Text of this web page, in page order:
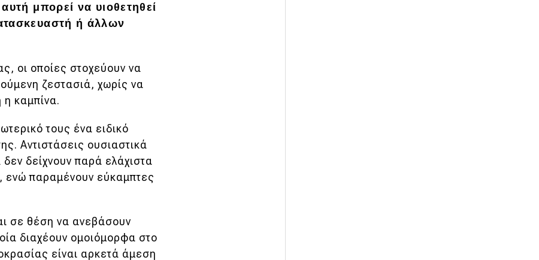
μπορεί να υιοθετηθεί
ή άλλων
οι οποίες στοχεύουν να
ζεστασιά, χωρίς να
η καμπίνα.
τους ένα ειδικό
Αντιστάσεις ουσιαστικά
δείχνουν παρά ελάχιστα
ενώ παραμένουν εύκαμπτες
σε θέση να ανεβάσουν
διαχέουν ομοιόμορφα στο
είναι αρκετά άμεση